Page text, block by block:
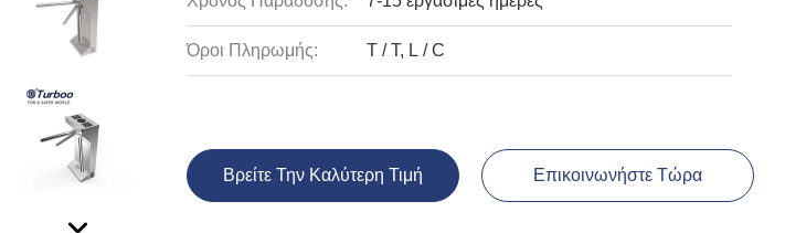
Όροι Πληρωμής: T / T, L / C
Βρείτε Την Καλύτερη Τιμή Επικοινωνήστε Τώρα